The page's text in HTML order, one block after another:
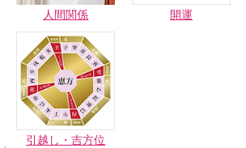
人間関係 開運
引越し・吉方位